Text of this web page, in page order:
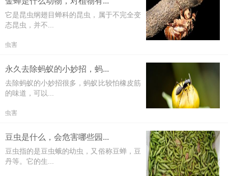
它是昆虫纲翅目蝉科的昆虫，属于不完全变
态昆虫，并不...
虫害
永久去除蚂蚁的小妙招，蚂...
去除蚂蚁的小妙招很多，蚂蚁比较怕橡皮筋
的味道，可以...
虫害
豆虫是什么，会危害哪些园...
豆虫指的是豆虫蛾的幼虫，又俗称豆蝉，豆
丹等。它的生...